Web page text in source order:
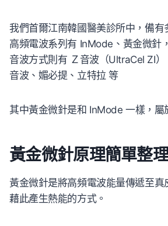
我們首爾江南韓國醫美診所中，備有
高頻電波系列有 InMode、黃金微針，
音波方式則有 Ｚ音波（UltraCel ZI
音波、媚必提、立特拉 等
其中黃金微針是和 InMode 一樣，屬
黃金微針原理簡單整理
黃金微針是將高頻電波能量傳遞至真
藉此產生熱能的方式。